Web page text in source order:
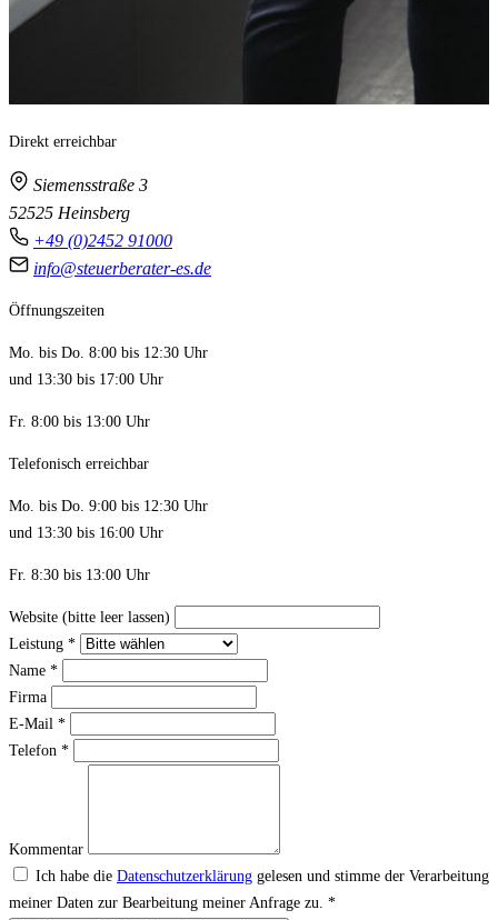
Direkt erreichbar
Siemensstraße 3
52525 Heinsberg
+49 (0)2452 91000
info@steuerberater-es.de
Öffnungszeiten
Mo. bis Do. 8:00 bis 12:30 Uhr
und 13:30 bis 17:00 Uhr
Fr. 8:00 bis 13:00 Uhr
Telefonisch erreichbar
Mo. bis Do. 9:00 bis 12:30 Uhr
und 13:30 bis 16:00 Uhr
Fr. 8:30 bis 13:00 Uhr
Website (bitte leer lassen)
Leistung *
Name *
Firma
E-Mail *
Telefon *
Kommentar
Ich habe die Datenschutzerklärung gelesen und stimme der Verarbeitung
meiner Daten zur Bearbeitung meiner Anfrage zu. *